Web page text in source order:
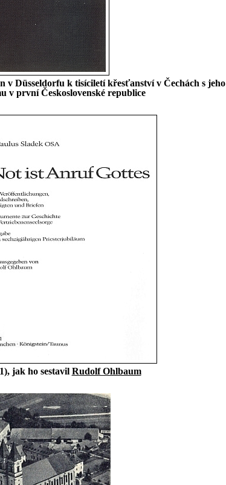
v Düsseldorfu k tisíciletí křesťanství v Čechách s jeho
v první Československé republice
jak ho sestavil Rudolf Ohlbaum